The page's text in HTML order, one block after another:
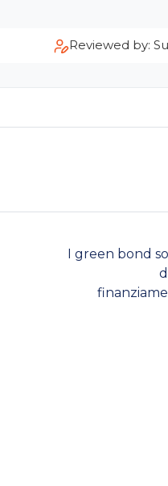
Reviewed by:
I green bond